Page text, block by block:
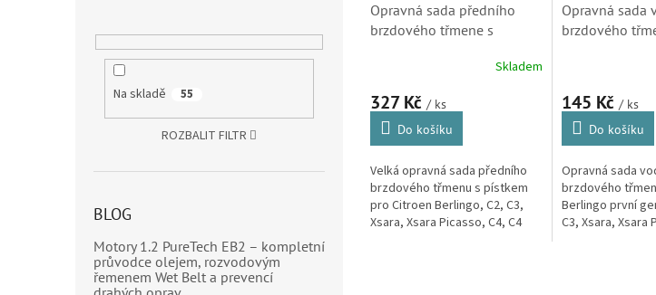
Na skladě 55
ROZBALIT FILTR
BLOG
Motory 1.2 PureTech EB2 – kompletní
průvodce olejem, rozvodovým
řemenem Wet Belt a prevencí
Opravná sada předního
brzdového třmene s
Berlingo, C2, C3, C4, Xsara
254907)
Skladem
327 Kč / ks
Do košíku
Velká opravná sada předního
brzdového třmenu s pístkem
pro Citroen Berlingo, C2, C3,
Xsara, Xsara Picasso, C4, C4
Opravná sada
brzdového
Xsara Picasso
145 Kč / ks
Do košíku
Opravná sada
brzdového
Berlingo první
C3, Xsara, Xsara
generace, C-